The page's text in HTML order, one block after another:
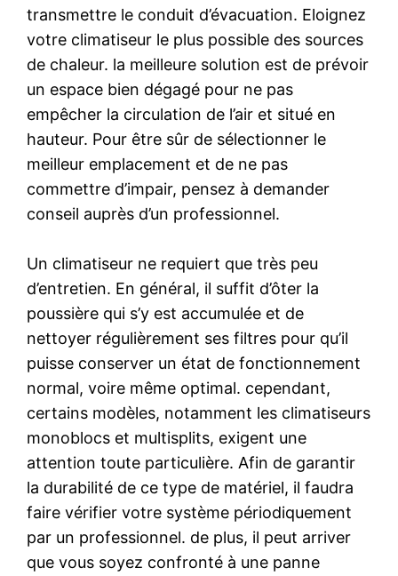
transmettre le conduit d’évacuation. Eloignez
votre climatiseur le plus possible des sources
de chaleur. la meilleure solution est de prévoir
un espace bien dégagé pour ne pas
empêcher la circulation de l’air et situé en
hauteur. Pour être sûr de sélectionner le
meilleur emplacement et de ne pas
commettre d’impair, pensez à demander
conseil auprès d’un professionnel.
Un climatiseur ne requiert que très peu
d’entretien. En général, il suffit d’ôter la
poussière qui s’y est accumulée et de
nettoyer régulièrement ses filtres pour qu’il
puisse conserver un état de fonctionnement
normal, voire même optimal. cependant,
certains modèles, notamment les climatiseurs
monoblocs et multisplits, exigent une
attention toute particulière. Afin de garantir
la durabilité de ce type de matériel, il faudra
faire vérifier votre système périodiquement
par un professionnel. de plus, il peut arriver
que vous soyez confronté à une panne